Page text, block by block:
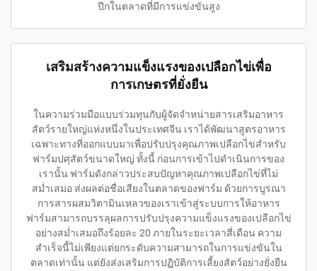
ปีกในตลาดที่มีการแข่งขันสูง
เสริมสร้างความแข็งแรงของเปลือกไข่เพื่อ
การเกษตรที่ยั่งยืน
ในความร่วมมือแบบร่วมทุนกับผู้จัดจำหน่ายสารเสริมอาหาร
สัตว์รายใหญ่แห่งหนึ่งในประเทศจีน เราได้พัฒนาสูตรอาหาร
เฉพาะทางที่ออกแบบมาเพื่อปรับปรุงคุณภาพเปลือกไข่สำหรับ
ฟาร์มปศุสัตว์ขนาดใหญ่ ทั้งนี้ ก่อนการเข้าไปดำเนินการของ
เรานั้น ฟาร์มดังกล่าวประสบปัญหาคุณภาพเปลือกไข่ที่ไม่
สม่ำเสมอ ส่งผลต่อชื่อเสียงในตลาดของฟาร์ม ด้วยการบูรณา
การสารผสมวิตามินเหลวของเราเข้าสู่ระบบการให้อาหาร
ฟาร์มสามารถบรรลุผลการปรับปรุงความแข็งแรงของเปลือกไข่
อย่างสม่ำเสมอถึงร้อยละ 20 ภายในระยะเวลาสี่เดือน ความ
สำเร็จนี้ไม่เพียงแต่ยกระดับความสามารถในการแข่งขันใน
ตลาดเท่านั้น แต่ยังส่งเสริมการปฏิบัติการเลี้ยงสัตว์อย่างยั่งยืน